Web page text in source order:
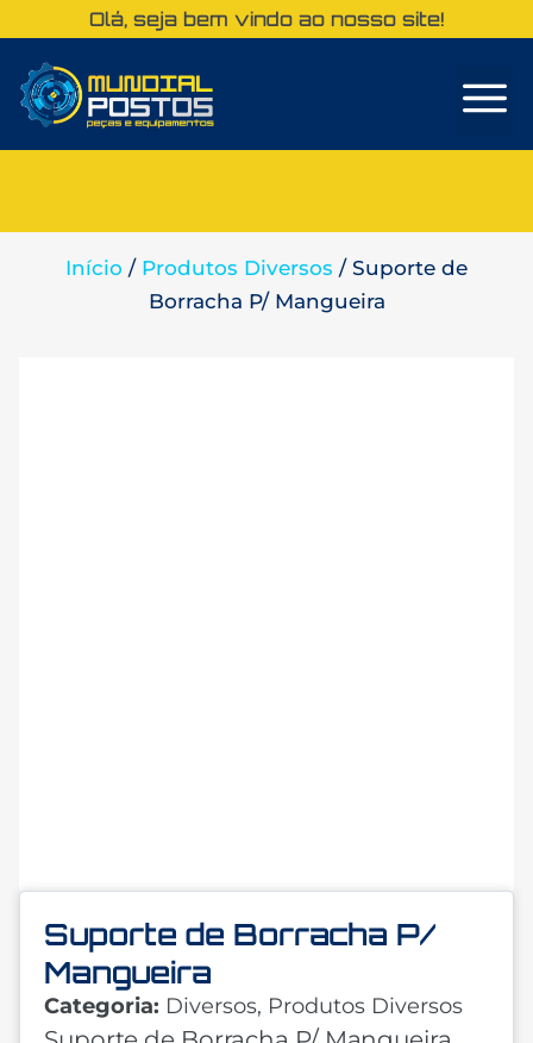
Olá, seja bem vindo ao nosso site!
Início / Produtos Diversos / Suporte de
Borracha P/ Mangueira
Suporte de Borracha P/
Mangueira
Categoria: Diversos, Produtos Diversos